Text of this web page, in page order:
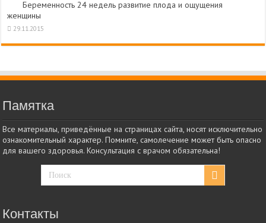
Беременность 24 недель развитие плода и ощущения
женщины
29.11.2015
Памятка
Все материалы, приведённые на страницах сайта, носят исключительно
ознакомительный характер. Помните, самолечение может быть опасно
для вашего здоровья. Консультация с врачом обязательна!
Контакты